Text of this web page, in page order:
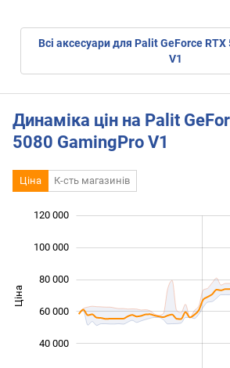
Всі аксесуари для Palit GeForce
V1
Динаміка цін на Palit
5080 GamingPro V1
Ціна К-сть магазинів
Ціна
40 000
60 000
80 000
100 000
120 000